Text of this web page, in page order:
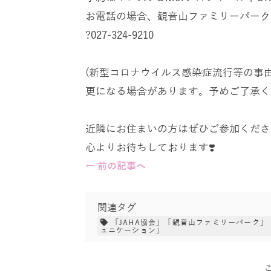
お電話の場合、観音山ファミリーパー
?027-324-9210
(新型コロナウイルス感染症流行等の事
更になる場合があります。予めご了承
近隣にお住まいの方はぜひご参加くだ
心よりお待ちしております❣️
← 前の記事へ
関連タグ
「JAHA協会」「観音山ファミリーパーク
ュニケーション」